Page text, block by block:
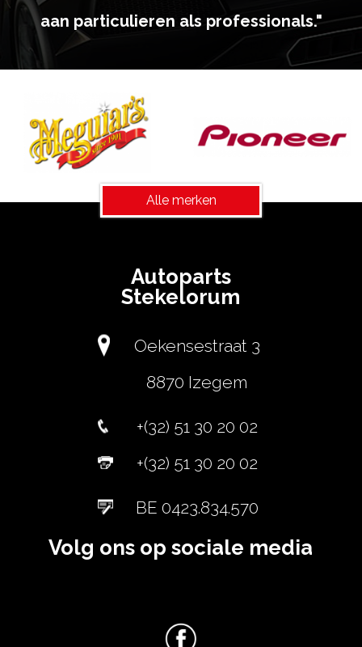
aan particulieren als professionals."
Alle merken
Autoparts
Stekelorum
Oekensestraat 3
8870 Izegem
+(32) 51 30 20 02
+(32) 51 30 20 02
BE 0423.834.570
Volg ons op sociale media